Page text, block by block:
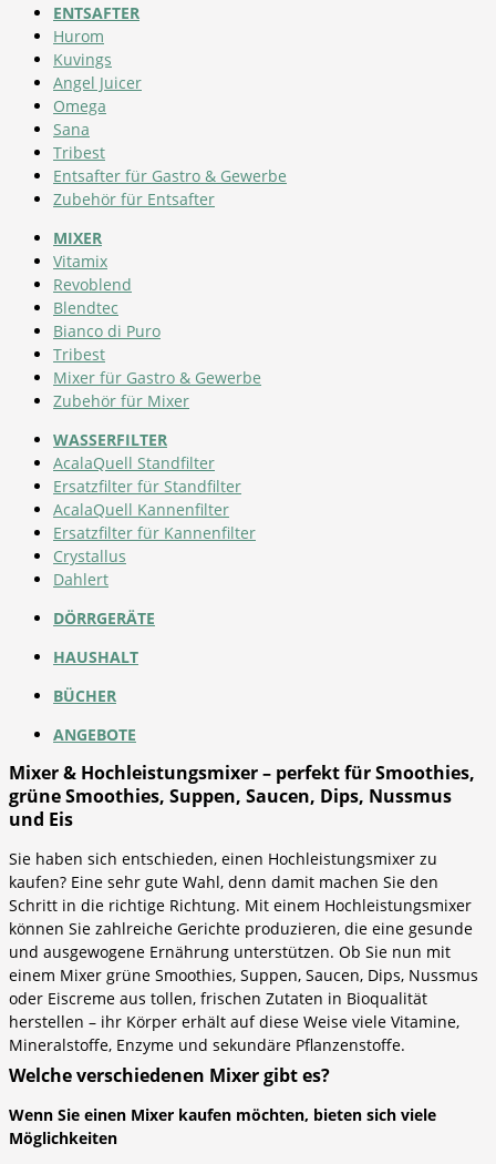
ENTSAFTER
Hurom
Kuvings
Angel Juicer
Omega
Sana
Tribest
Entsafter für Gastro & Gewerbe
Zubehör für Entsafter
MIXER
Vitamix
Revoblend
Blendtec
Bianco di Puro
Tribest
Mixer für Gastro & Gewerbe
Zubehör für Mixer
WASSERFILTER
AcalaQuell Standfilter
Ersatzfilter für Standfilter
AcalaQuell Kannenfilter
Ersatzfilter für Kannenfilter
Crystallus
Dahlert
DÖRRGERÄTE
HAUSHALT
BÜCHER
ANGEBOTE
Mixer & Hochleistungsmixer – perfekt für Smoothies,
grüne Smoothies, Suppen, Saucen, Dips, Nussmus
und Eis
Sie haben sich entschieden, einen Hochleistungsmixer zu
kaufen? Eine sehr gute Wahl, denn damit machen Sie den
Schritt in die richtige Richtung. Mit einem Hochleistungsmixer
können Sie zahlreiche Gerichte produzieren, die eine gesunde
und ausgewogene Ernährung unterstützen. Ob Sie nun mit
einem Mixer grüne Smoothies, Suppen, Saucen, Dips, Nussmus
oder Eiscreme aus tollen, frischen Zutaten in Bioqualität
herstellen – ihr Körper erhält auf diese Weise viele Vitamine,
Mineralstoffe, Enzyme und sekundäre Pflanzenstoffe.
Welche verschiedenen Mixer gibt es?
Wenn Sie einen Mixer kaufen möchten, bieten sich viele
Möglichkeiten